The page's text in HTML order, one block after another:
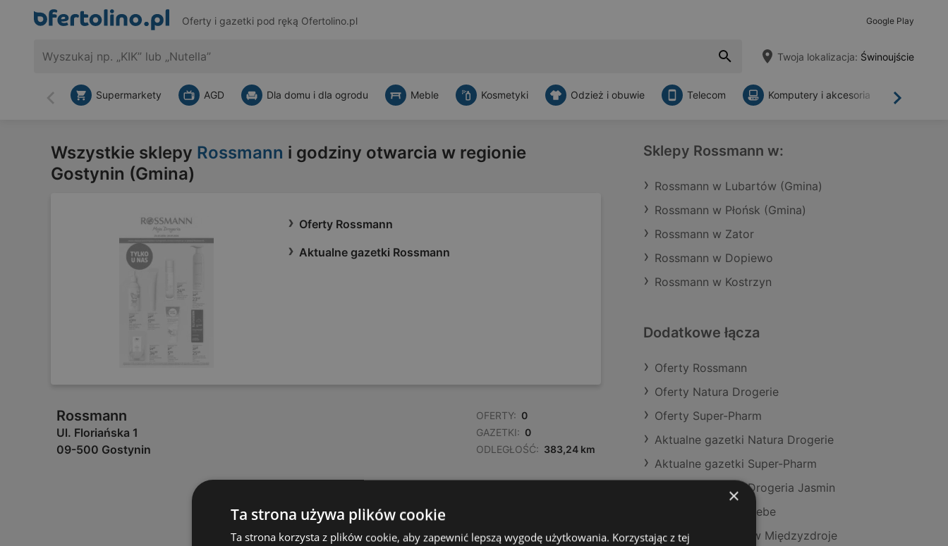
Oferty i gazetki pod ręką Ofertolino.pl Google Play
Twoja lokalizacja: Świnoujście
Wstecz Dalej
Supermarkety AGD Dla domu i dla ogrodu Meble Kosmetyki Odzież i obuwie Telecom Komputery i akcesoria
Wszystkie sklepy Rossmann i godziny otwarcia w regionie
Gostynin (Gmina)
Oferty Rossmann
Aktualne gazetki Rossmann
Rossmann
Ul. Floriańska 1
09-500 Gostynin
OFERTY: 0
GAZETKI: 0
ODLEGŁOŚĆ: 383,24 km
Sklepy Rossmann w:
Rossmann w Lubartów (Gmina)
Rossmann w Płońsk (Gmina)
Rossmann w Zator
Rossmann w Dopiewo
Rossmann w Kostrzyn
Dodatkowe łącza
Oferty Rossmann
Oferty Natura Drogerie
Oferty Super-Pharm
Aktualne gazetki Natura Drogerie
Aktualne gazetki Super-Pharm
Aktualne gazetki Drogeria Jasmin
Aktualne gazetki Hebe
Sklepy Rossmann w Międzyzdroje
×
Ta strona używa plików cookie
Ta strona korzysta z plików cookie, aby zapewnić lepszą wygodę użytkowania. Korzystając z tej